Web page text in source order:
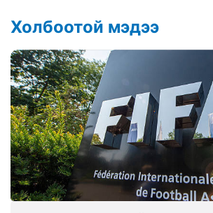
Холбоотой мэдээ